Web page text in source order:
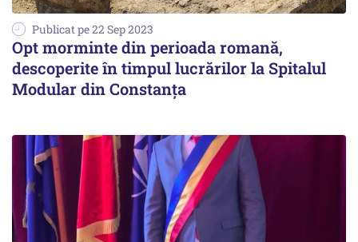
Publicat pe 22 Sep 2023
Opt morminte din perioada romană,
descoperite în timpul lucrărilor la Spitalul
Modular din Constanța